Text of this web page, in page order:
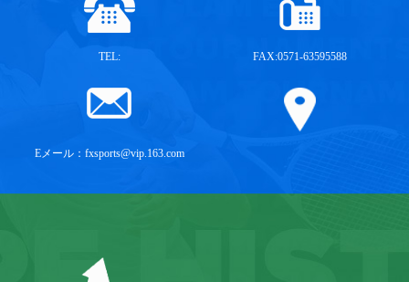
TEL: FAX:0571-63595588
Eメール： fxsports@vip.163.com